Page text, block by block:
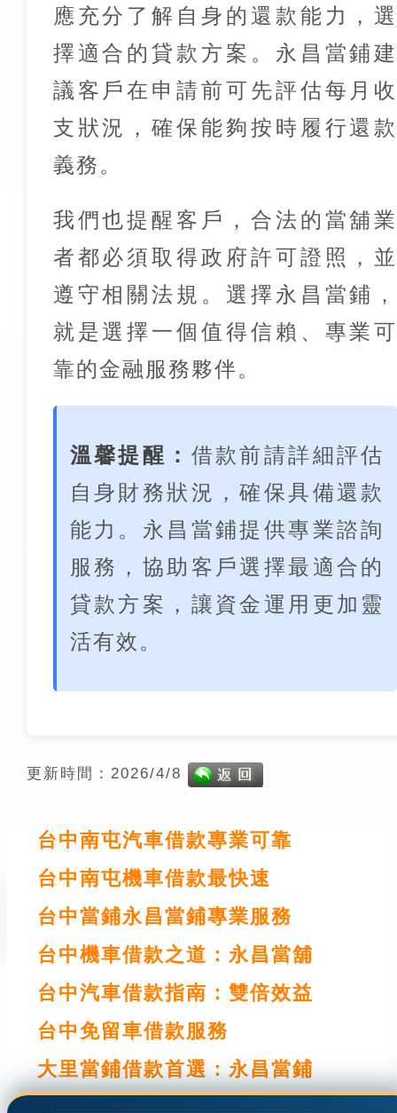
應充分了解自身的還款能力，選
擇適合的貸款方案。永昌當鋪建
議客戶在申請前可先評估每月收
支狀況，確保能夠按時履行還款
義務。
我們也提醒客戶，合法的當舖業
者都必須取得政府許可證照，並
遵守相關法規。選擇永昌當鋪，
就是選擇一個值得信賴、專業可
靠的金融服務夥伴。
溫馨提醒： 借款前請詳細評估
自身財務狀況，確保具備還款
能力。永昌當鋪提供專業諮詢
服務，協助客戶選擇最適合的
貸款方案，讓資金運用更加靈
活有效。
更新時間：2026/4/8
台中南屯汽車借款專業可靠
台中南屯機車借款最快速
台中當鋪永昌當鋪專業服務
台中機車借款之道：永昌當舖
台中汽車借款指南：雙倍效益
台中免留車借款服務
大里當鋪借款首選：永昌當鋪